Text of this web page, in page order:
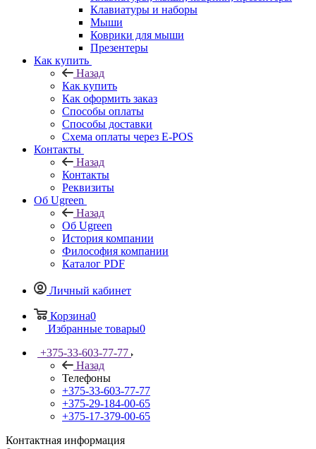
Клавиатуры и наборы
Мыши
Коврики для мыши
Презентеры
Как купить
Назад
Как купить
Как оформить заказ
Способы оплаты
Способы доставки
Схема оплаты через E-POS
Контакты
Назад
Контакты
Реквизиты
Об Ugreen
Назад
Об Ugreen
История компании
Философия компании
Каталог PDF
Личный кабинет
Корзина0
Избранные товары0
+375-33-603-77-77
Назад
Телефоны
+375-33-603-77-77
+375-29-184-00-65
+375-17-379-00-65
Контактная информация